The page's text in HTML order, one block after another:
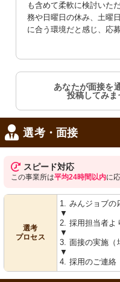
も含めて柔軟に検討いた
務や日曜日の休み、土曜
に合う環境だと感じ、応
あなたが面接を
投稿してみ
選考・面接
スピード対応
この事業所は平均24時間以内に
選考
プロセス
1. みんジョブの
▼
2. 採用担当者よ
▼
3. 面接の実施（
▼
4. 採用のご連絡